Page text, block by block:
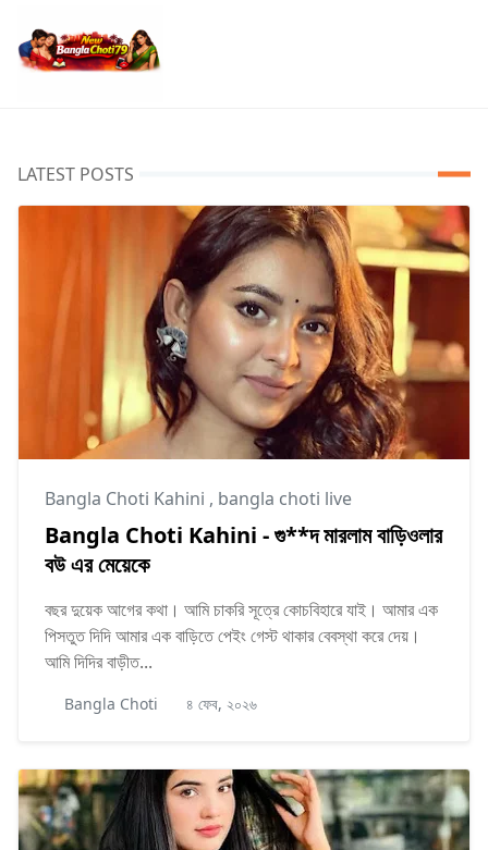
LATEST POSTS
Bangla Choti Kahini , bangla choti live
Bangla Choti Kahini - গু**দ মারলাম বাড়িওলার
বউ এর মেয়েকে
বছর দুয়েক আগের কথা। আমি চাকরি সূত্রে কোচবিহারে যাই। আমার এক
পিসতুত দিদি আমার এক বাড়িতে পেইং গেস্ট থাকার বেবস্থা করে দেয়।
আমি দিদির বাড়ীত...
Bangla Choti ৪ ফেব, ২০২৬